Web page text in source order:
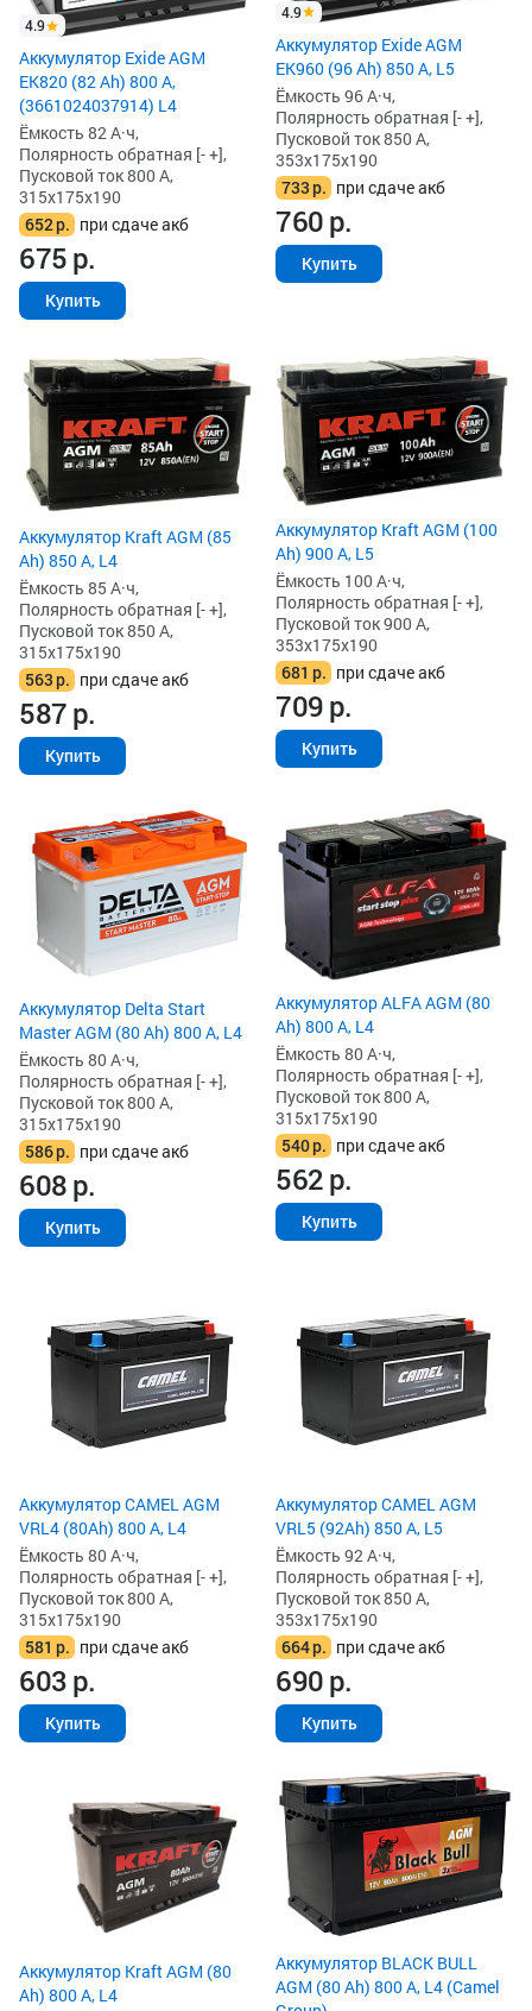
4.9
Аккумулятор Exide AGM
EK820 (82 Ah) 800 А,
(3661024037914) L4
Ёмкость 82 А·ч,
Полярность обратная [- +],
Пусковой ток 800 А,
315x175x190
652р. при сдаче акб
675р.
Купить
4.9
Аккумулятор Exide AGM
EK960 (96 Ah) 850 А, L5
Ёмкость 96 А·ч,
Полярность обратная [- +],
Пусковой ток 850 А,
353x175x190
733р. при сдаче акб
760р.
Купить
Аккумулятор Kraft AGM (85
Ah) 850 А, L4
Ёмкость 85 А·ч,
Полярность обратная [- +],
Пусковой ток 850 А,
315x175x190
563р. при сдаче акб
587р.
Купить
Аккумулятор Kraft AGM (100
Ah) 900 А, L5
Ёмкость 100 А·ч,
Полярность обратная [- +],
Пусковой ток 900 А,
353x175x190
681 р. при сдаче акб
709р.
Купить
Аккумулятор Delta Start
Master AGM (80 Ah) 800 А, L4
Ёмкость 80 А·ч,
Полярность обратная [- +],
Пусковой ток 800 А,
315x175x190
586р. при сдаче акб
608р.
Купить
Аккумулятор ALFA AGM (80
Ah) 800 А, L4
Ёмкость 80 А·ч,
Полярность обратная [- +],
Пусковой ток 800 А,
315x175x190
540р. при сдаче акб
562р.
Купить
Аккумулятор CAMEL AGM
VRL4 (80Ah) 800 А, L4
Ёмкость 80 А·ч,
Полярность обратная [- +],
Пусковой ток 800 А,
315x175x190
581 р. при сдаче акб
603р.
Купить
Аккумулятор CAMEL AGM
VRL5 (92Ah) 850 А, L5
Ёмкость 92 А·ч,
Полярность обратная [- +],
Пусковой ток 850 А,
353x175x190
664р. при сдаче акб
690р.
Купить
Аккумулятор Kraft AGM (80
Ah) 800 А, L4
Аккумулятор BLACK BULL
AGM (80 Ah) 800 А, L4 (Camel